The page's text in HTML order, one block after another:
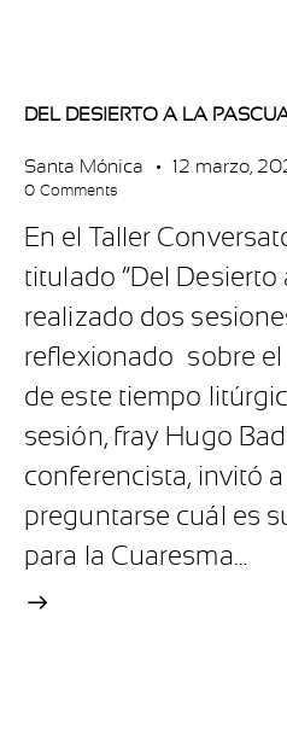
DEL DESIERTO A LA
Santa Mónica 12 marzo,
0 Comments
En el Taller
titulado “Del Desierto
realizado dos
reflexionado sobre
de este tiempo
sesión, fray Hugo
conferencista, invitó
preguntarse cuál es
para la Cuaresma…